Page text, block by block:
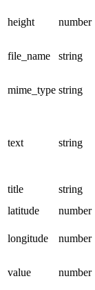
height
number
file_name string
mime_type string
text string
title
string
latitude
number
longitude
number
value number